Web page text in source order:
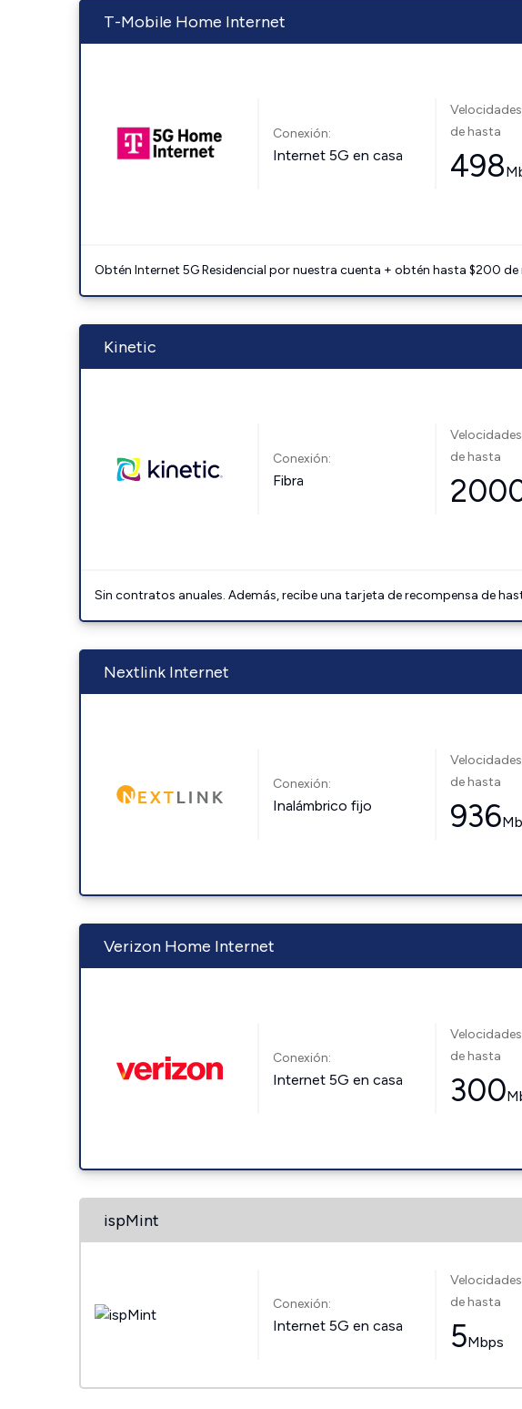
T-Mobile Home Internet
Conexión:
Internet 5G en casa
de hasta
498
Obtén Internet 5G Residencial por nuestra cuenta + obtén hasta $200 de
Kinetic
Conexión:
Fibra
de hasta
Sin contratos anuales. Además, recibe una tarjeta de recompensa de
Nextlink Internet
Conexión:
Inalámbrico fijo
de hasta
936
Verizon Home Internet
Conexión:
Internet 5G en casa
de hasta
300
ispMint
Conexión:
Internet 5G en casa
de hasta
5Mbps